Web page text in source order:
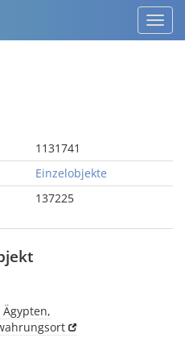
1131741
Einzelobjekte
137225